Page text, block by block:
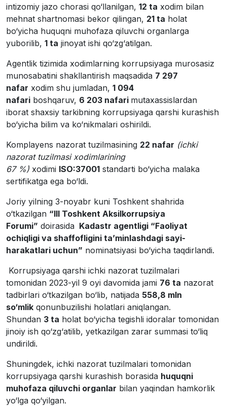
intizomiy jazo chorasi qo‘llanilgan, 12 ta xodim bilan
mehnat shartnomasi bekor qilingan, 21 ta holat
bo‘yicha huquqni muhofaza qiluvchi organlarga
yuborilib, 1 ta jinoyat ishi qo‘zg‘atilgan.
Agentlik tizimida xodimlarning korrupsiyaga murosasiz
munosabatini shakllantirish maqsadida 7 297
nafar xodim shu jumladan, 1 094
nafari boshqaruv, 6 203 nafari mutaxassislardan
iborat shaxsiy tarkibning korrupsiyaga qarshi kurashish
bo‘yicha bilim va ko‘nikmalari oshirildi.
Komplayens nazorat tuzilmasining 22 nafar (ichki
nazorat tuzilmasi xodimlarining
67 %) xodimi ISO:37001 standarti bo‘yicha malaka
sertifikatga ega bo‘ldi.
Joriy yilning 3-noyabr kuni Toshkent shahrida
o‘tkazilgan “III Toshkent Aksilkorrupsiya
Forumi” doirasida Kadastr agentligi “Faoliyat
ochiqligi va shaffofligini ta’minlashdagi sayi-
harakatlari uchun” nominatsiyasi bo‘yicha taqdirlandi.
Korrupsiyaga qarshi ichki nazorat tuzilmalari
tomonidan 2023-yil 9 oyi davomida jami 76 ta nazorat
tadbirlari o‘tkazilgan bo‘lib, natijada 558,8 mln
so‘mlik qonunbuzilishi holatlari aniqlangan.
Shundan 3 ta holat bo‘yicha tegishli idoralar tomonidan
jinoiy ish qo‘zg‘atilib, yetkazilgan zarar summasi to‘liq
undirildi.
Shuningdek, ichki nazorat tuzilmalari tomonidan
korrupsiyaga qarshi kurashish borasida huquqni
muhofaza qiluvchi organlar bilan yaqindan hamkorlik
yo‘lga qo‘yilgan.